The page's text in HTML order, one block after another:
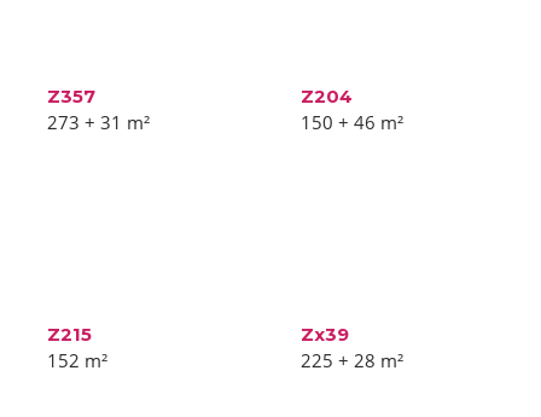
Z357
273 + 31 m²
Z204
150 + 46 m²
Z215
152 m²
Zx39
225 + 28 m²